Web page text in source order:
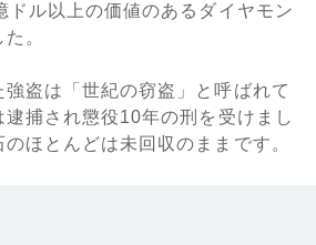
ドル以上の価値のあるダイヤモン
。
盗は「世紀の窃盗」と呼ばれて
捕され懲役10年の刑を受けまし
ほとんどは未回収のままです。